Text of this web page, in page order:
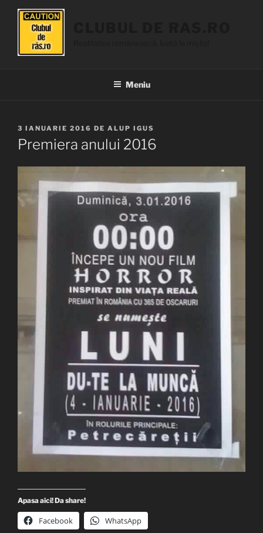
conținut
Meniu
PUBLICAT
PE
3 IANUARIE 2016 DE ALUP IGUS
Premiera anului 2016
Apasa aici! Da share!
Facebook WhatsApp